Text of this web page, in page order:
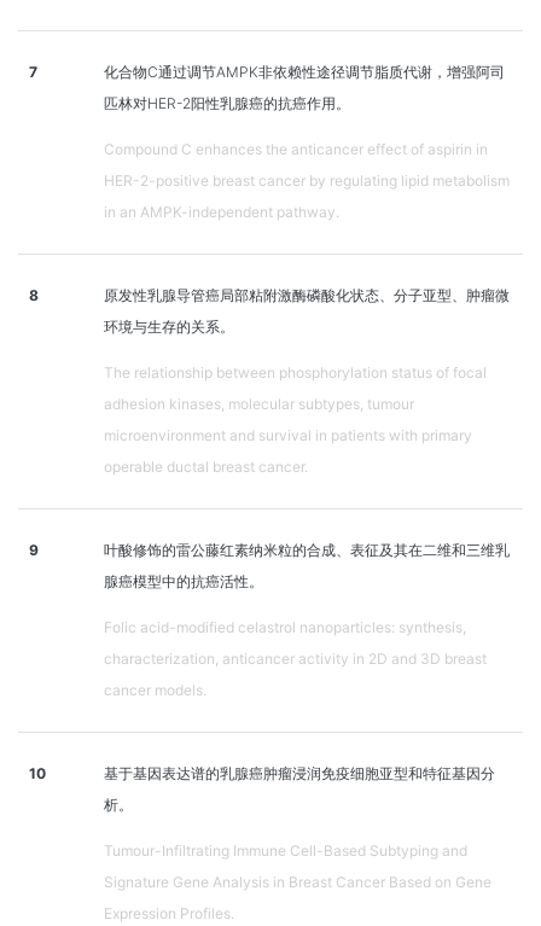
7
化合物C通过调节AMPK非依赖性途径调节脂质代谢，增强阿司
匹林对HER-2阳性乳腺癌的抗癌作用。
Compound C enhances the anticancer effect of aspirin in
HER-2-positive breast cancer by regulating lipid metabolism
in an AMPK-independent pathway.
8
原发性乳腺导管癌局部粘附激酶磷酸化状态、分子亚型、肿瘤微
环境与生存的关系。
The relationship between phosphorylation status of focal
adhesion kinases, molecular subtypes, tumour
microenvironment and survival in patients with primary
operable ductal breast cancer.
9
叶酸修饰的雷公藤红素纳米粒的合成、表征及其在二维和三维乳
腺癌模型中的抗癌活性。
Folic acid-modified celastrol nanoparticles: synthesis,
characterization, anticancer activity in 2D and 3D breast
cancer models.
10
基于基因表达谱的乳腺癌肿瘤浸润免疫细胞亚型和特征基因分
析。
Tumour-Infiltrating Immune Cell-Based Subtyping and
Signature Gene Analysis in Breast Cancer Based on Gene
Expression Profiles.